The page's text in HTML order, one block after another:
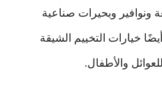
وبحيرات صناعية
خيارات التخييم الشيقة
والأطفال.